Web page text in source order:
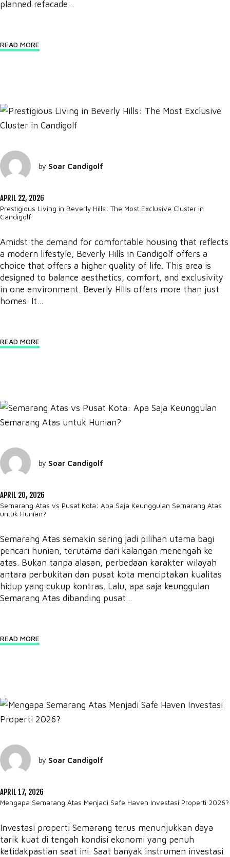
planned refacade...
READ MORE
by Soar Candigolf
APRIL 22, 2026
Prestigious Living in Beverly Hills: The Most Exclusive Cluster in
Candigolf
Amidst the demand for comfortable housing that reflects
a modern lifestyle, Beverly Hills in Candigolf offers a
choice that offers a higher quality of life. This area is
designed to balance aesthetics, comfort, and exclusivity
in one environment. Beverly Hills offers more than just
homes. It...
READ MORE
by Soar Candigolf
APRIL 20, 2026
Semarang Atas vs Pusat Kota: Apa Saja Keunggulan Semarang Atas
untuk Hunian?
Semarang Atas semakin sering jadi pilihan utama bagi
pencari hunian, terutama dari kalangan menengah ke
atas. Bukan tanpa alasan, perbedaan karakter wilayah
antara perbukitan dan pusat kota menciptakan kualitas
hidup yang cukup kontras. Lalu, apa saja keunggulan
Semarang Atas dibanding pusat...
READ MORE
by Soar Candigolf
APRIL 17, 2026
Mengapa Semarang Atas Menjadi Safe Haven Investasi Properti 2026?
Investasi properti Semarang terus menunjukkan daya
tarik kuat di tengah kondisi ekonomi yang penuh
ketidakpastian saat ini. Saat banyak instrumen investasi